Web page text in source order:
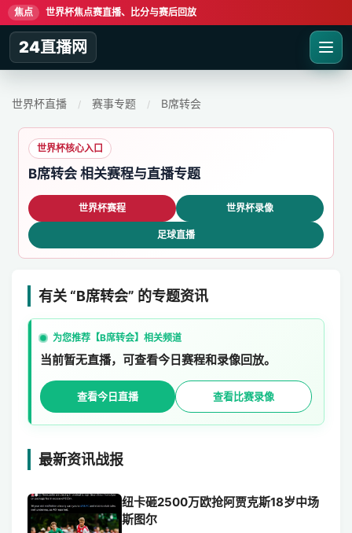
焦点 世界杯焦点赛直播、比分与赛后回放
24直播网
世界杯直播 / 赛事专题 / B席转会
世界杯核心入口
B席转会 相关赛程与直播专题
世界杯赛程 世界杯录像
足球直播
有关 “B席转会” 的专题资讯
为您推荐【B席转会】相关频道
当前暂无直播，可查看今日赛程和录像回放。
查看今日直播 查看比赛录像
最新资讯战报
纽卡砸2500万欧抢阿贾克斯18岁中场
斯图尔